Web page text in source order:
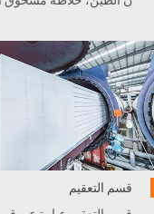
ل، و غيرها .
قسم التعقيم